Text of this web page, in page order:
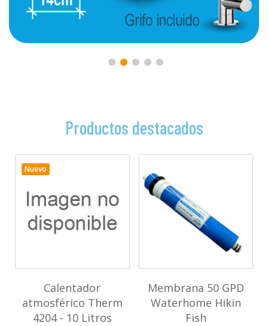
Productos destacados
Nuevo
Calentador
atmosférico Therm
4204 - 10 Litros
Membrana 50 GPD
Waterhome Hikin
Fish